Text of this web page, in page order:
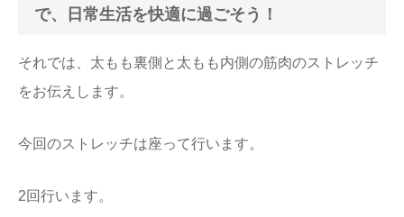
で、日常生活を快適に過ごそう！
それでは、太もも裏側と太もも内側の筋肉のストレッチ
をお伝えします。
今回のストレッチは座って行います。
2回行います。